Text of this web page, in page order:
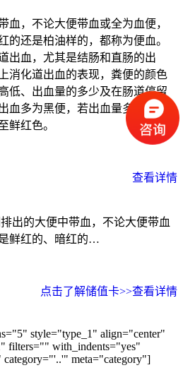
血，不论大便带血或全为血便，
的还是柏油样的，都称为便血。
出血，尤其是结肠和直肠的出
消化道出血的表现，粪便的颜色
低、出血量的多少及在肠道停留
血多为黑便，若出血量多且排出
鲜红色。
查看详情
出的大便中带血，不论大便带血
鲜红的、暗红的…
查看详情
点击了解储值卡>>
style="type_1" align="center"
filters="" with_indents="yes"
category="'..'" meta="category"]